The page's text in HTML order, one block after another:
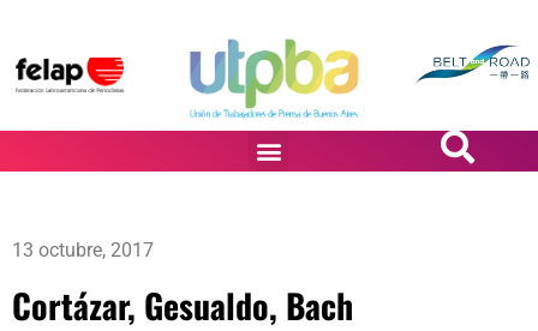
13 octubre, 2017
Cortázar, Gesualdo, Bach